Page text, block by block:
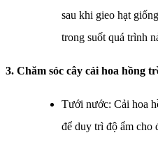
sau khi gieo hạt
trong suốt quá trình
3. Chăm sóc cây cải hoa hồng
Tưới nước: Cải hoa
để duy trì độ ẩm cho